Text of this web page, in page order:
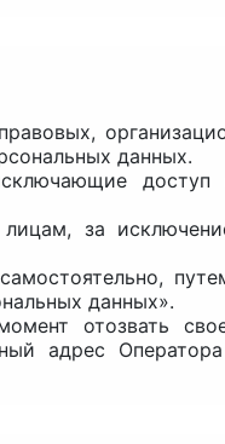
данных.
за
данных».
отозвать
адрес Оператора